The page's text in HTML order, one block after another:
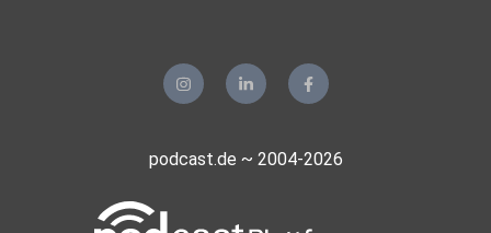
podcast.de ~ 2004-2026